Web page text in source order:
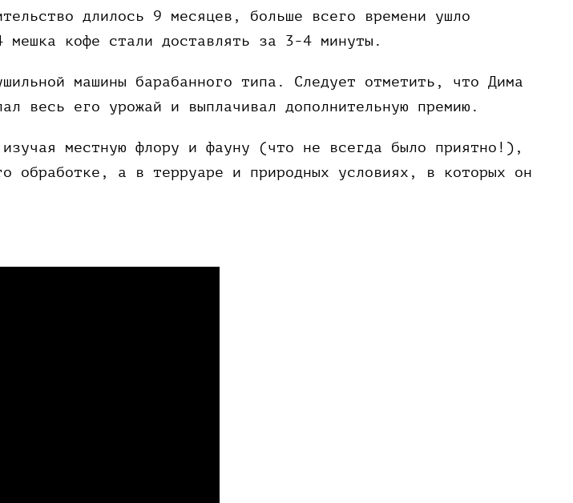
длилось 9 месяцев, больше всего времени ушло
мешка кофе стали доставлять за 3-4 минуты.
машины барабанного типа. Следует отметить, что Дима
весь его урожай и выплачивал дополнительную премию.
местную флору и фауну (что не всегда было приятно!),
обработке, а в терруаре и природных условиях, в которых он